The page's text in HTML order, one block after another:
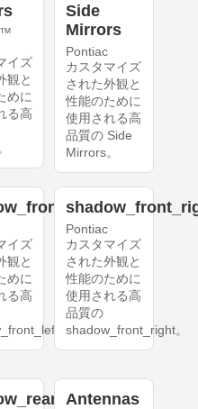
イズ
観と
めに
る高
Side
Mirrors
Pontiac
カスタマイズ
された外観と
性能のために
使用される高
品質の Side
Mirrors。
イズ
観と
めに
る高
。
Pontiac
カスタマイズ
された外観と
性能のために
使用される高
品質の
shadow_front_right。
Antennas